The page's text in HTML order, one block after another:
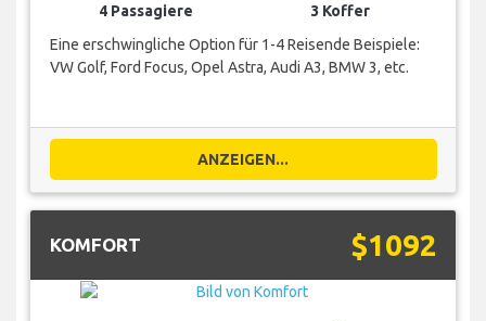
4 Passagiere
3 Koffer
Eine erschwingliche Option für 1-4 Reisende Beispiele:
VW Golf, Ford Focus, Opel Astra, Audi A3, BMW 3, etc.
ANZEIGEN...
KOMFORT $1092